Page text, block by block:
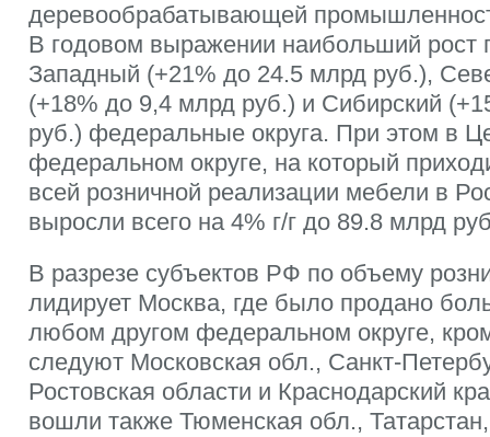
деревообрабатывающей
В годовом выражении наибольший рост
Западный (+21% до 24.5 млрд руб.),
(+18% до 9,4 млрд руб.) и Сибирский
руб.) федеральные округа. При этом в
федеральном округе, на который
всей розничной реализации мебели в
выросли всего на 4% г/г до 89.8 млрд
В разрезе субъектов РФ по объему
лидирует Москва, где было продано
любом другом федеральном округе,
следуют Московская обл., Санкт-
Ростовская области и Краснодарский
вошли также Тюменская обл.,